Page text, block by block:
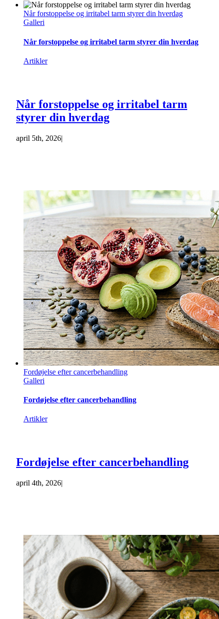
Når forstoppelse og irritabel tarm styrer din hverdag
Galleri
Når forstoppelse og irritabel tarm styrer din hverdag
Artikler
Når forstoppelse og irritabel tarm
styrer din hverdag
april 5th, 2026|
Fordøjelse efter cancerbehandling
Galleri
Fordøjelse efter cancerbehandling
Artikler
Fordøjelse efter cancerbehandling
april 4th, 2026|